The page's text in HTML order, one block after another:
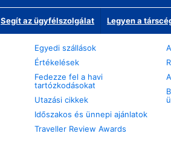
Segít az ügyfélszolgálat Legyen a
Egyedi szállások
Értékelések
Fedezze fel a havi
tartózkodásokat
Utazási cikkek
Időszakos és ünnepi ajánlatok
Traveller Review Awards